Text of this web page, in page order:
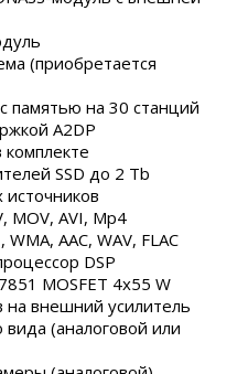
(приобретается
памятью на 30 станций
A2DP
SSD до 2 Tb
MOV, AVI, Mp4
AAC, WAV, FLAC
DSP
MOSFET 4х55 W
на внешний усилитель
(аналоговой или